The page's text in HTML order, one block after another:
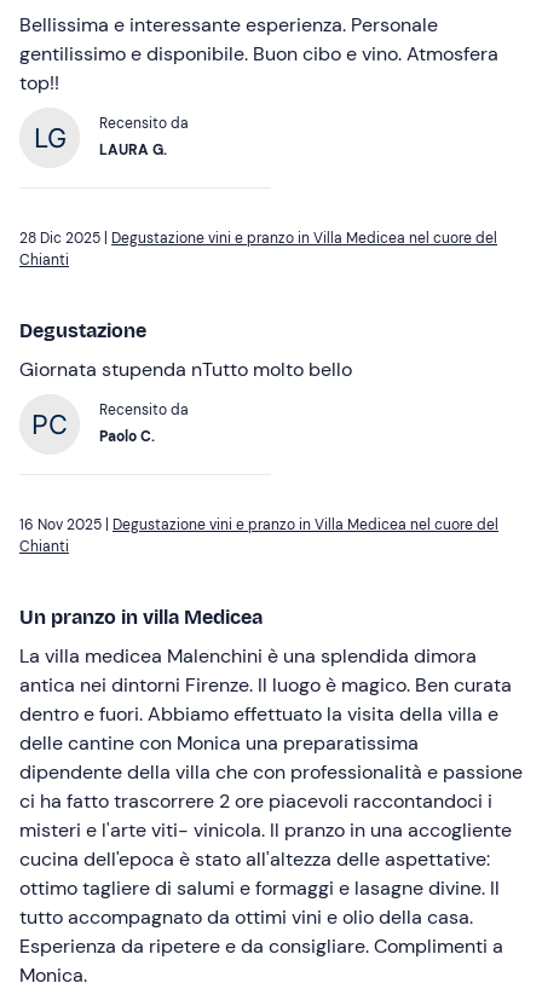
Bellissima e interessante esperienza. Personale
gentilissimo e disponibile. Buon cibo e vino. Atmosfera
top!!
Recensito da
LAURA G.
28 Dic 2025 | Degustazione vini e pranzo in Villa Medicea nel cuore del
Chianti
Degustazione
Giornata stupenda nTutto molto bello
Recensito da
Paolo C.
16 Nov 2025 | Degustazione vini e pranzo in Villa Medicea nel cuore del
Chianti
Un pranzo in villa Medicea
La villa medicea Malenchini è una splendida dimora
antica nei dintorni Firenze. Il luogo è magico. Ben curata
dentro e fuori. Abbiamo effettuato la visita della villa e
delle cantine con Monica una preparatissima
dipendente della villa che con professionalità e passione
ci ha fatto trascorrere 2 ore piacevoli raccontandoci i
misteri e l'arte viti- vinicola. Il pranzo in una accogliente
cucina dell'epoca è stato all'altezza delle aspettative:
ottimo tagliere di salumi e formaggi e lasagne divine. Il
tutto accompagnato da ottimi vini e olio della casa.
Esperienza da ripetere e da consigliare. Complimenti a
Monica.